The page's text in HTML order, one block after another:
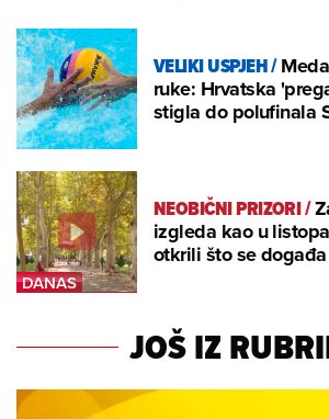
VELIKI USPJEH/
ruke: Hrvatska
stigla do polufinala
NEOBIČNI PRIZORI/
izgleda kao u
otkrili što se događa
JOŠ IZ